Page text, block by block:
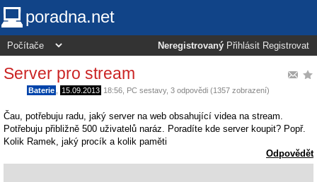
poradna.net
Neregistrovaný Přihlásit Registrovat
Server pro stream
Baterie 15.09.2013 18:56 PC sestavy, 3 odpovědi (1357 zobrazení)
Čau, potřebuju radu, jaký server na web obsahující videa na stream.
Potřebuju přibližně 500 uživatelů naráz. Poradíte kde server koupit? Popř.
Kolik Ramek, jaký procík a kolik paměti
Odpovědět